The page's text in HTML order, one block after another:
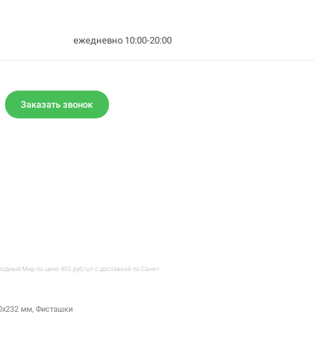
ежедневно 10:00-20:00
Заказать звонок
Мир по цене 402 руб/шт с доставкой по Санкт-
мм, Фисташки